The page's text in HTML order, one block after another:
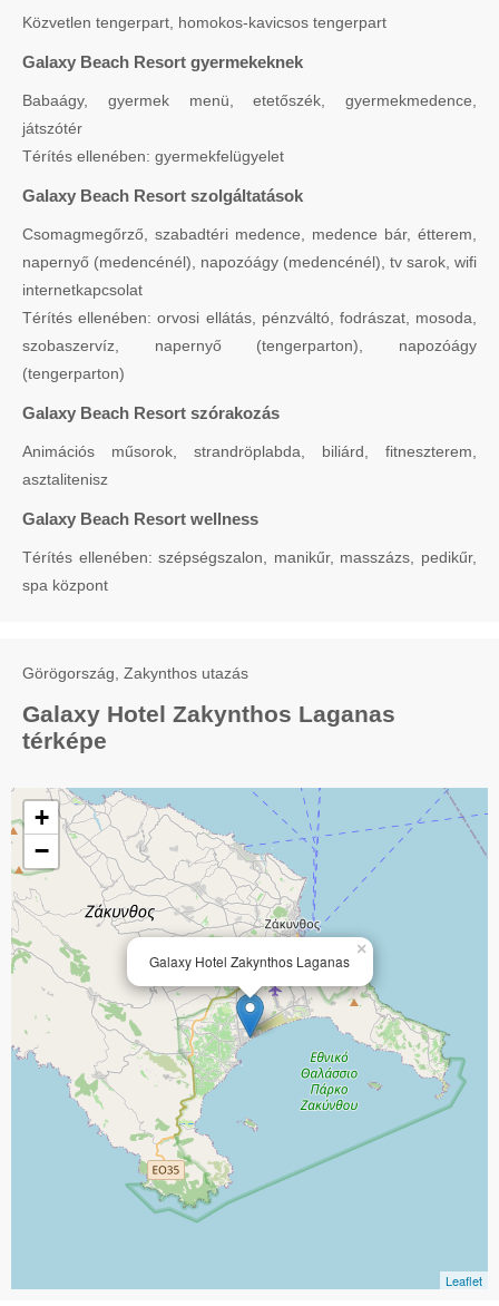
Közvetlen tengerpart, homokos-kavicsos tengerpart
Galaxy Beach Resort gyermekeknek
Babaágy, gyermek menü, etetőszék, gyermekmedence,
játszótér
Térítés ellenében: gyermekfelügyelet
Galaxy Beach Resort szolgáltatások
Csomagmegőrző, szabadtéri medence, medence bár, étterem,
napernyő (medencénél), napozóágy (medencénél), tv sarok, wifi
internetkapcsolat
Térítés ellenében: orvosi ellátás, pénzváltó, fodrászat, mosoda,
szobaszervíz, napernyő (tengerparton), napozóágy
(tengerparton)
Galaxy Beach Resort szórakozás
Animációs műsorok, strandröplabda, biliárd, fitneszterem,
asztalitenisz
Galaxy Beach Resort wellness
Térítés ellenében: szépségszalon, manikűr, masszázs, pedikűr,
spa központ
Görögország, Zakynthos utazás
Galaxy Hotel Zakynthos Laganas
térképe
Galaxy Hotel Zakynthos Laganas
×
+
−
Leaflet